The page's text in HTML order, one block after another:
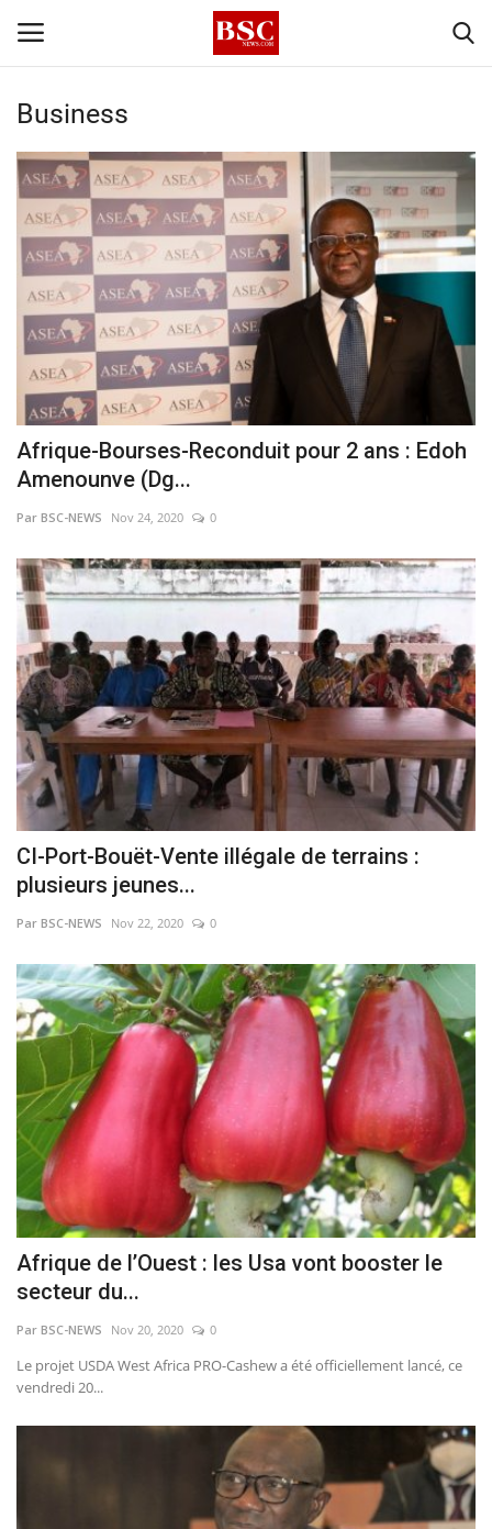
Accueil
Contact
A propos
Signature
Témoignage
Business
Culture
Sublimes cerveaux
Sport
Autr'Actu
Business
Afrique-Bourses-Reconduit pour 2 ans : Edoh
Amenounve (Dg...
Par BSC-NEWS Nov 24, 2020 0
CI-Port-Bouët-Vente illégale de terrains :
plusieurs jeunes...
Par BSC-NEWS Nov 22, 2020 0
Afrique de l’Ouest : les Usa vont booster le
secteur du...
Par BSC-NEWS Nov 20, 2020 0
Le projet USDA West Africa PRO-Cashew a été officiellement lancé, ce
vendredi 20...